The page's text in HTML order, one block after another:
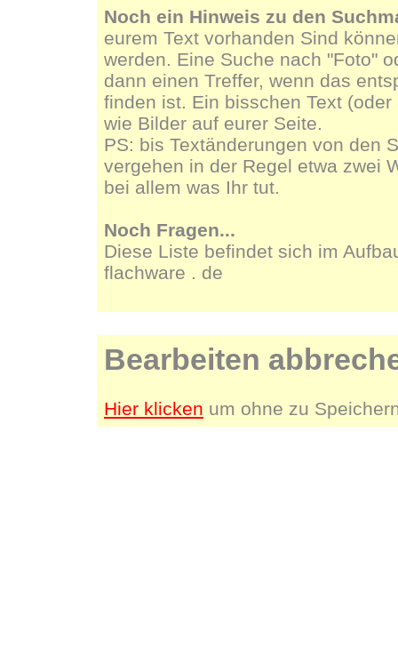
Noch ein Hinweis zu den
eurem Text vorhanden Sind
werden. Eine Suche nach "Foto"
dann einen Treffer, wenn das
finden ist. Ein bisschen Text
wie Bilder auf eurer Seite.
PS: bis Textänderungen von den
vergehen in der Regel etwa zwei
bei allem was Ihr tut.
Noch Fragen...
Diese Liste befindet sich im
flachware . de
Bearbeiten
Hier klicken um ohne zu